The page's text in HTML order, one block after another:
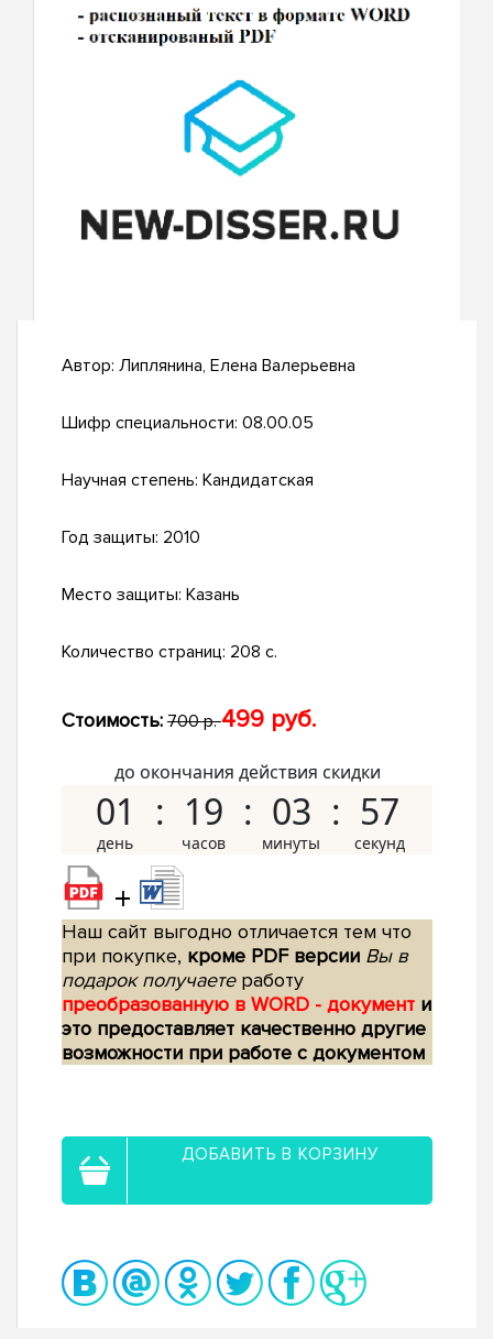
Автор: Липлянина, Елена Валерьевна
Шифр специальности: 08.00.05
Научная степень: Кандидатская
Год защиты: 2010
Место защиты: Казань
Количество страниц: 208 с.
Стоимость: 700 р.499 руб.
до окончания действия скидки
01 19 03 56
+
Наш сайт выгодно отличается тем что
при покупке, кроме PDF версии Вы в
подарок получаетеработу
преобразованную в WORD - документ и
это предоставляет качественно другие
возможности при работе с документом
ДОБАВИТЬ В КОРЗИНУ